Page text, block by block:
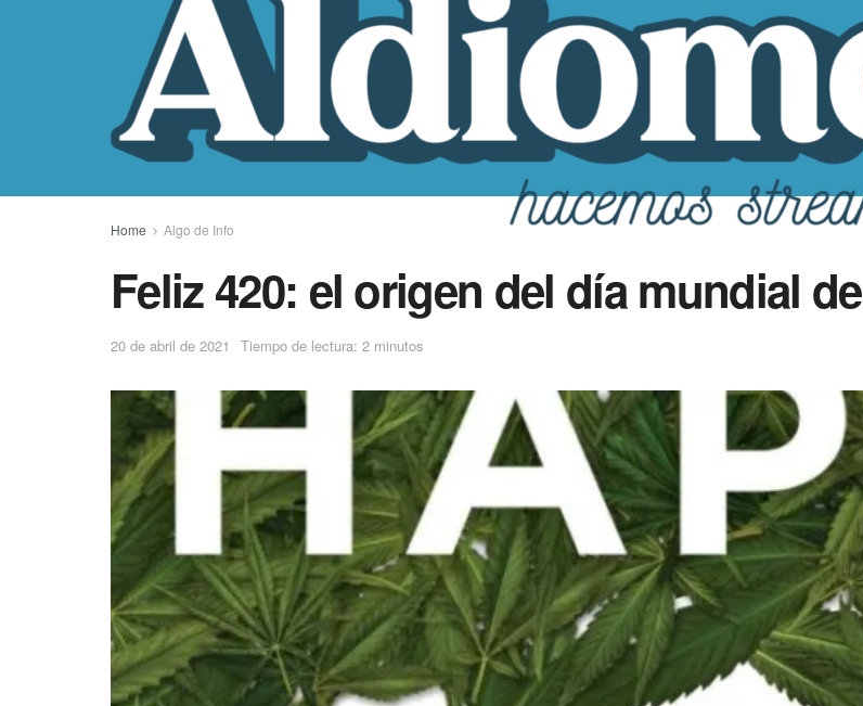
Home Algo de Info
Feliz 420: el origen del día mundial
20 de abril de 2021 Tiempo de lectura: 2 minutos